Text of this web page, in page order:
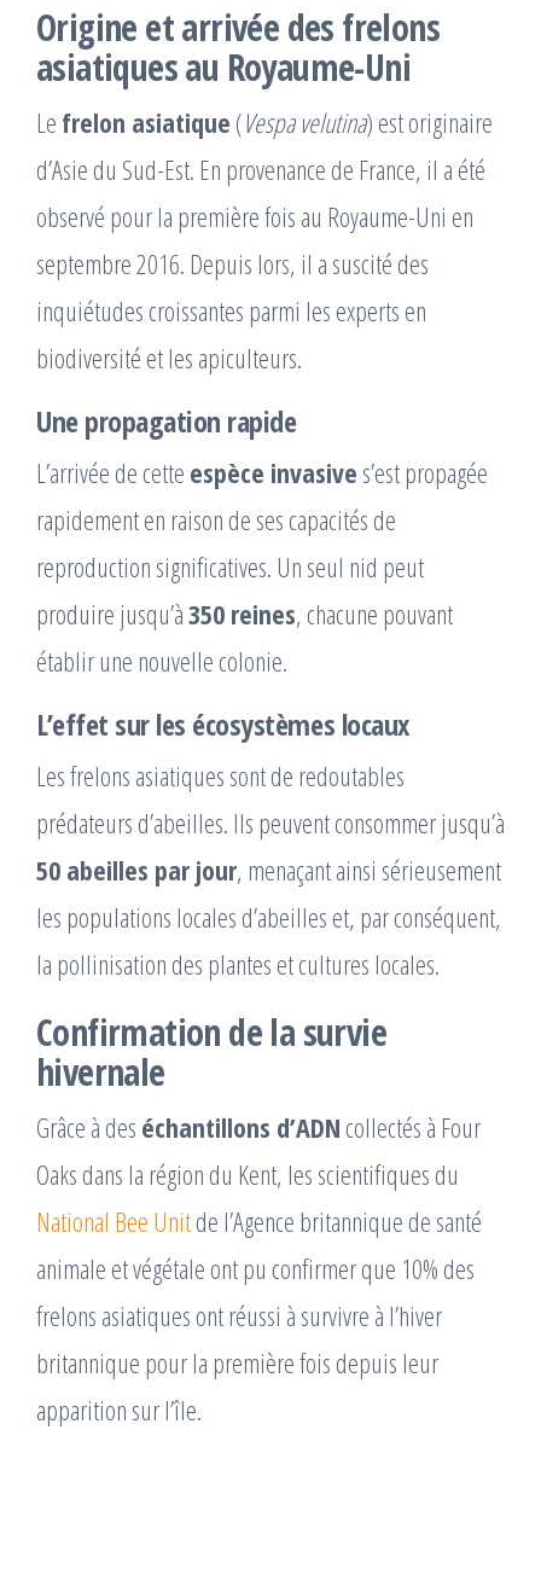
Origine et arrivée des frelons
asiatiques au Royaume-Uni
Le frelon asiatique (Vespa velutina) est originaire
d’Asie du Sud-Est. En provenance de France, il a été
observé pour la première fois au Royaume-Uni en
septembre 2016. Depuis lors, il a suscité des
inquiétudes croissantes parmi les experts en
biodiversité et les apiculteurs.
Une propagation rapide
L’arrivée de cette espèce invasive s’est propagée
rapidement en raison de ses capacités de
reproduction significatives. Un seul nid peut
produire jusqu’à350 reines, chacune pouvant
établir une nouvelle colonie.
L’effet sur les écosystèmes locaux
Les frelons asiatiques sont de redoutables
prédateurs d’abeilles. Ils peuvent consommer jusqu’à
50 abeilles par jour, menaçant ainsi sérieusement
les populations locales d’abeilles et, par conséquent,
la pollinisation des plantes et cultures locales.
Confirmation de la survie
hivernale
Grâce à des échantillons d’ADN collectés à Four
Oaks dans la région du Kent, les scientifiques du
National Bee Unitde l’Agence britannique de santé
animale et végétale ont pu confirmer que 10% des
frelons asiatiques ont réussi à survivre à l’hiver
britannique pour la première fois depuis leur
apparition sur l’île.